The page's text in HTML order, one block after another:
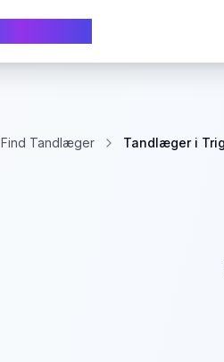
Find Tandlæger Tandlæger i